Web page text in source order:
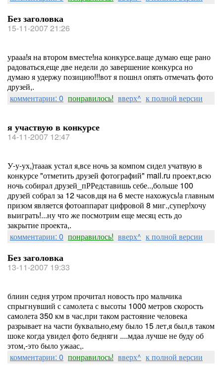
Без заголовка
15-11-2007 21:26
урааа!я на втором вместе!на конкурсе.ваще думаю еще рано
радоваться,еще две недели до завершение конкурса но
думаю я удержу позицию!!!вот я пошнл опять отмечать фото
друзей,.
комментарии: 0 понравилось! вверх^ к полной версии
я участвую в конкурсе
14-11-2007 12:47
У-у-ух,)тааак устал я,все ночь за компом сидел учатвую в
конкурсе "отметить друзей фотографий" mail.ru проект,всю
ночь собирал друзей_пРРедставишь себе..,больше 100
друзей собрал за 12 часов,щя на 6 месте нахожусь!а главным
призом является фотоаппарат цифровой 8 миг.,супер!хочу
выиграть!...ну что же посмотрим еще месяц есть до
закрытие проекта,.
комментарии: 0 понравилось! вверх^ к полной версии
Без заголовка
13-11-2007 19:33
блиин седня утром прочитал новость про мальчика
спрыгнувший с самолета с высоты 1000 метров скорость
самолета 350 км в час,при таком растояние человека
разрывает на части буквально,ему было 15 лет,я был,в таком
шоке когда увидел фото бедняги ....мдаа лучше не буду об
этом,-это было ужаас,.
комментарии: 0 понравилось! вверх^ к полной версии